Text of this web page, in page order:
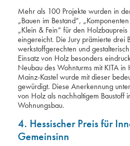
Mehr als 100 Projekte wurden in
„Bauen im Bestand“,
„Klein & Fein“ für den
eingereicht. Die Jury prämierte drei
werkstoffgerechten und
Einsatz von Holz besonders
Neubau des Wohnturms mit KITA
Mainz-Kastel wurde mit dieser
gewürdigt. Diese Anerkennung
von Holz als nachhaltigem Baustoff
Wohnungsbau.
4. Hessischer Preis für
Gemeinsinn